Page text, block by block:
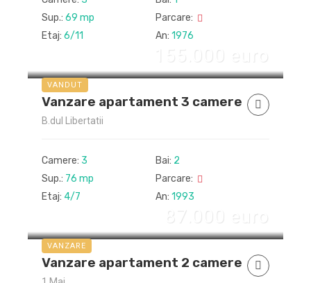
Sup.: 69 mp
Parcare:
Etaj: 6/11 An: 1976
VANDUT
155.000 euro
Vanzare apartament 3 camere
B.dul Libertatii
Camere: 3 Bai: 2
Sup.: 76 mp
Parcare:
Etaj: 4/7 An: 1993
VANZARE
87.000 euro
Vanzare apartament 2 camere